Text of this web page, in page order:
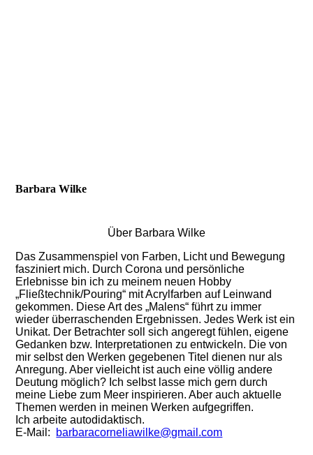
Barbara Wilke
Über Barbara Wilke
Das Zusammenspiel von Farben, Licht und Bewegung
fasziniert mich. Durch Corona und persönliche
Erlebnisse bin ich zu meinem neuen Hobby
„Fließtechnik/Pouring“ mit Acrylfarben auf Leinwand
gekommen. Diese Art des „Malens“ führt zu immer
wieder überraschenden Ergebnissen. Jedes Werk ist ein
Unikat. Der Betrachter soll sich angeregt fühlen, eigene
Gedanken bzw. Interpretationen zu entwickeln. Die von
mir selbst den Werken gegebenen Titel dienen nur als
Anregung. Aber vielleicht ist auch eine völlig andere
Deutung möglich? Ich selbst lasse mich gern durch
meine Liebe zum Meer inspirieren. Aber auch aktuelle
Themen werden in meinen Werken aufgegriffen.
Ich arbeite autodidaktisch.
E-Mail: barbaracorneliawilke@gmail.com